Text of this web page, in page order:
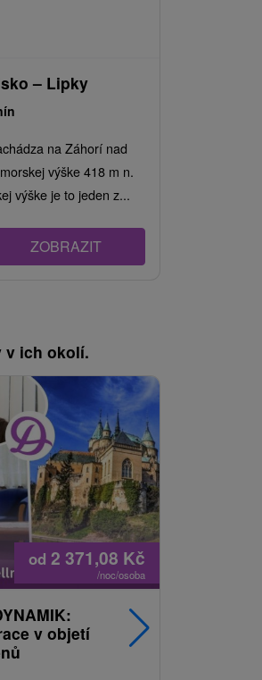
– Lipky
na Záhorí nad
výške 418 m n.
výške je to jeden z...
ZOBRAZIT
v ich okolí.
od 2 371,08 Kč
/noc/osoba
v objetí